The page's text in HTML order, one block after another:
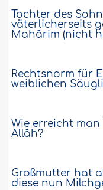
Tochter des
väterlicherseits
Mahârim (nicht
Rechtsnorm für
weiblichen
Wie erreicht
Allâh?
Großmutter hat
diese nun